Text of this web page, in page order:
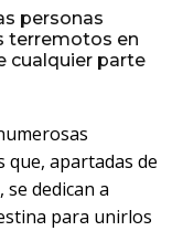
personas
terremotos en
cualquier parte
apartadas de
dedican a
para unirlos